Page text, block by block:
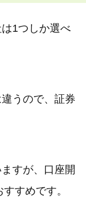
1つしか選べ
うので、証券
すが、口座開
すめです。